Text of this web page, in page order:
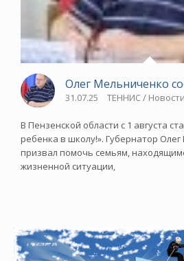
Олег Мельниченко
31.07.25 ТЕННИС /
В Пензенской области с 1 августа
ребенка в школу!». Губернатор
призвал помочь семьям,
жизненной ситуации,